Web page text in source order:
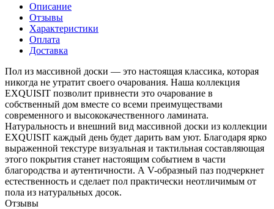
Описание
Отзывы
Характеристики
Оплата
Доставка
Пол из массивной доски — это настоящая классика, которая
никогда не утратит своего очарования. Наша коллекция
EXQUISIT позволит привнести это очарование в
собственный дом вместе со всеми преимуществами
современного и высококачественного ламината.
Натуральность и внешний вид массивной доски из коллекции
EXQUISIT каждый день будет дарить вам уют. Благодаря ярко
выраженной текстуре визуальная и тактильная составляющая
этого покрытия станет настоящим событием в части
благородства и аутентичности. А V-образный паз подчеркнет
естественность и сделает пол практически неотличимым от
пола из натуральных досок.
Отзывы